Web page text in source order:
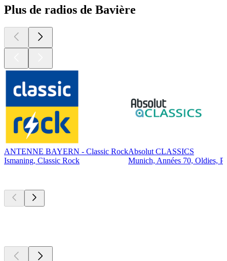
Plus de radios de Bavière
ANTENNE BAYERN - Classic Rock
Ismaning, Classic Rock
Absolut CLASSICS
Munich, Années 70, Oldies,